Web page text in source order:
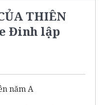
THIÊN
Đinh lập
năm A